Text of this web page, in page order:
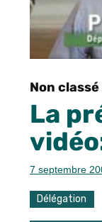
Non classé
La
7 septembre
Délégation